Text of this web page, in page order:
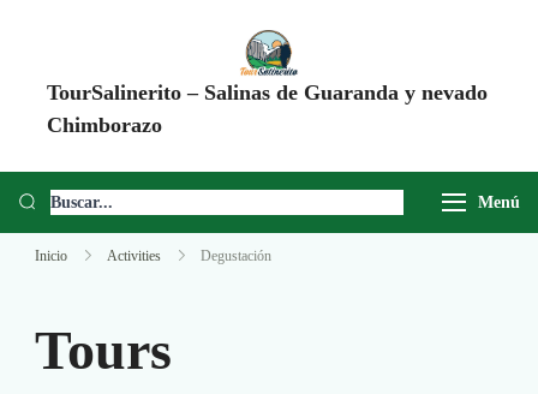
TourSalinerito – Salinas de Guaranda y nevado
Chimborazo
Chimborazo, Minas de Sal, Quesera El Salinerito, Chocolates El
Menú
Inicio Activities Degustación
Tours